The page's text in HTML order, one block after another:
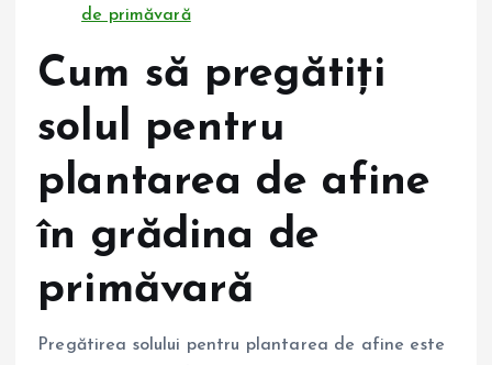
de primăvară
Cum să pregătiți
solul pentru
plantarea de afine
în grădina de
primăvară
Pregătirea solului pentru plantarea de afine este